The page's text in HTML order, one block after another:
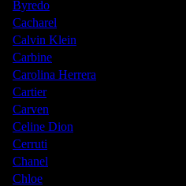
Byredo
Cacharel
Calvin Klein
Carbine
Carolina Herrera
Cartier
Carven
Celine Dion
Cerruti
Chanel
Chloe